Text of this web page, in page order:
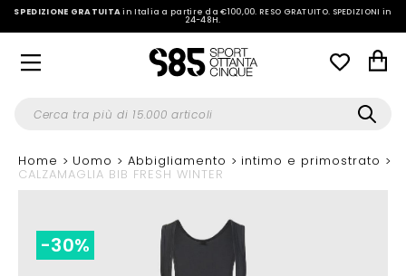
SPEDIZIONE GRATUITAin Italia a partire da €100,00.RESO GRATUITO. SPEDIZIONI in
24-48H.
Home Uomo Abbigliamento intimo e primostrato
CALZAMAGLIA BIB FRESH WINTER
-30%